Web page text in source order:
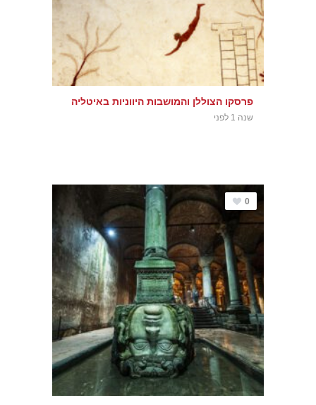
פרסקו הצוללן והמושבות היווניות באיטליה
שנה 1 לפני
0